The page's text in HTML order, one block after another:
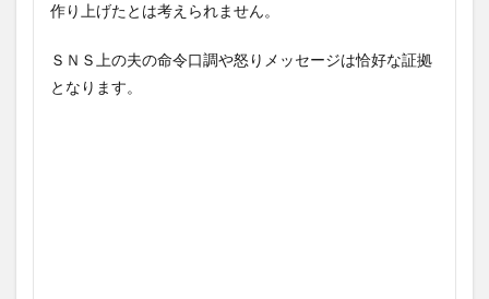
作り上げたとは考えられません。
ＳＮＳ上の夫の命令口調や怒りメッセージは恰好な証拠
となります。